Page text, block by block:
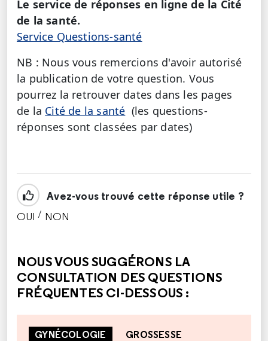
Le service de réponses en ligne de la Cité
de la santé.
Service Questions-santé
NB : Nous vous remercions d'avoir autorisé
la publication de votre question. Vous
pourrez la retrouver dates dans les pages
de la Cité de la santé (les questions-
réponses sont classées par dates)
Avez-vous trouvé cette réponse utile ?
OUI / NON
NOUS VOUS SUGGÉRONS LA
CONSULTATION DES QUESTIONS
FRÉQUENTES CI-DESSOUS :
GYNÉCOLOGIE GROSSESSE